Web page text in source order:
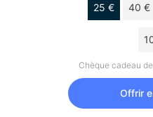
25 € 40 €
Chèque cadeau
Offrir